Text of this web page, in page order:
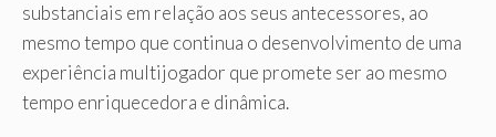
substanciais em relação aos seus antecessores, ao
mesmo tempo que continua o desenvolvimento de uma
experiência multijogador que promete ser ao mesmo
tempo enriquecedora e dinâmica.